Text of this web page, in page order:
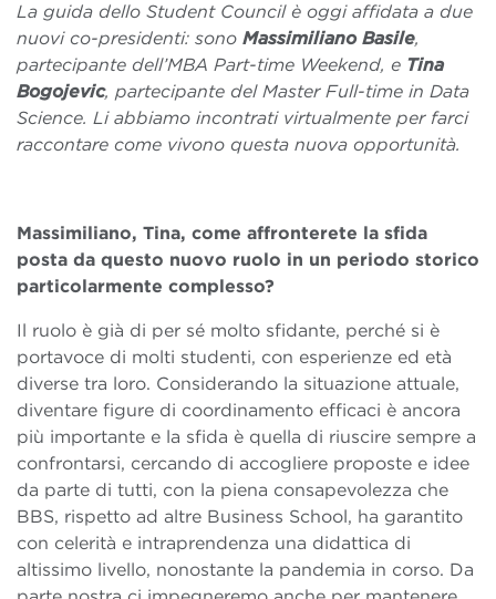
La guida dello Student Council è oggi affidata a due
nuovi co-presidenti: sono Massimiliano Basile,
partecipante dell’MBA Part-time Weekend, e Tina
Bogojevic, partecipante del Master Full-time in Data
Science. Li abbiamo incontrati virtualmente per farci
raccontare come vivono questa nuova opportunità.
Massimiliano, Tina, come affronterete la sfida
posta da questo nuovo ruolo in un periodo storico
particolarmente complesso?
Il ruolo è già di per sé molto sfidante, perché si è
portavoce di molti studenti, con esperienze ed età
diverse tra loro. Considerando la situazione attuale,
diventare figure di coordinamento efficaci è ancora
più importante e la sfida è quella di riuscire sempre a
confrontarsi, cercando di accogliere proposte e idee
da parte di tutti, con la piena consapevolezza che
BBS, rispetto ad altre Business School, ha garantito
con celerità e intraprendenza una didattica di
altissimo livello, nonostante la pandemia in corso. Da